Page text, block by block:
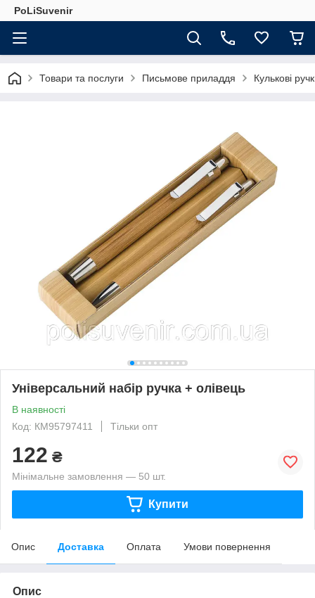
PoLiSuvenir
Товари та послуги Письмове приладдя Кулькові
Універсальний набір ручка + олівець
В наявності
Код: КМ95797411
Тільки опт
122 ₴
Мінімальне замовлення — 50 шт.
Купити
Опис Доставка Оплата Умови повернення
Опис